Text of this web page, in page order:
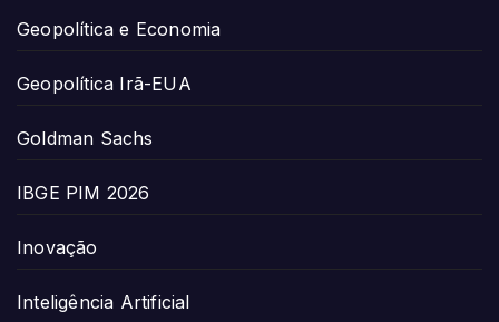
Geopolítica e Economia
Geopolítica Irã-EUA
Goldman Sachs
IBGE PIM 2026
Inovação
Inteligência Artificial